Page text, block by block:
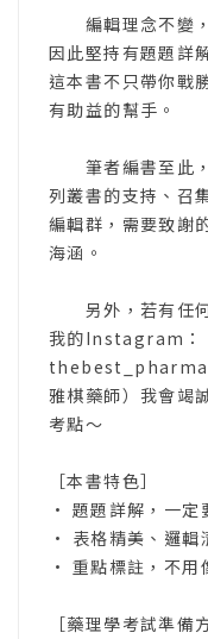
編輯理念不變，
因此堅持有題題詳
這本書不只帶你戰
有助益的幫手。
筆者編書至此，
列叢書的支持、召
編輯群，需要致謝
海涵。
另外，若有任何
我的Instagram：
雅棋藥師）我會竭
考點～
［本書特色］
• 題題詳解，一定
• 表格精美、邏輯
• 重點標註，不用
［藥理學考試準備